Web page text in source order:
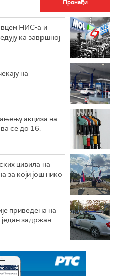
НИС-а и
ка завршној
на
акциза на
се до 16.
цивила на
за који још нико
приведена на
задржан